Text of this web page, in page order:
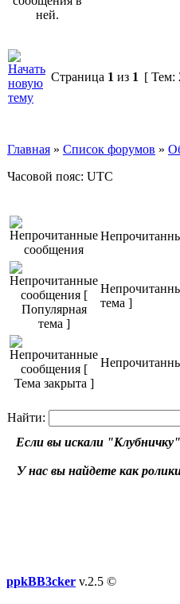
Страница 1 из 1 [ Тем:
Главная » Список форумов »
Часовой пояс: UTC
тема ]
Найти:
Если вы искали
У нас вы найдете как
ppkBB3cker v.2.5 ©